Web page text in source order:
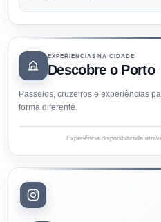
EXPERIÊNCIAS NA CIDADE
Descobre o Porto
Passeios, cruzeiros e experiências
forma diferente.
Experiência disponibilizada